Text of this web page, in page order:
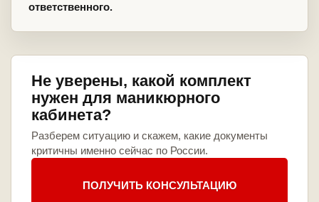
ответственного.
Не уверены, какой комплект
нужен для маникюрного
кабинета?
Разберем ситуацию и скажем, какие документы
критичны именно сейчас по России.
ПОЛУЧИТЬ КОНСУЛЬТАЦИЮ